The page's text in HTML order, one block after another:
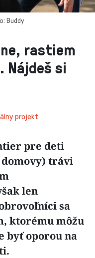
rastiem
si
projekt
pre deti
trávi
len
sa
ktorému môžu
byť oporou na
Buddy